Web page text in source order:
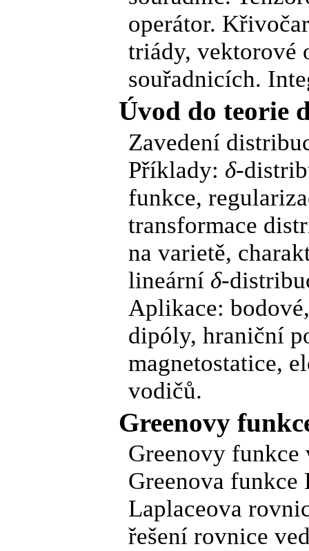
operátor.
triády, vektorové
souřadnicích.
Úvod do teorie
Zavedení
Příklady: δ-
funkce,
transformace
na varietě,
lineární δ-
Aplikace:
dipóly, hraniční
magnetostatice,
vodičů.
Greenovy
Greenovy funkce
Greenova funkce
Laplaceova
řešení rovnice